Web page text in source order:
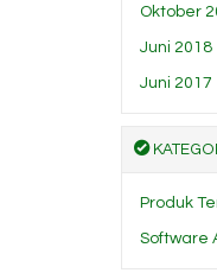
Oktober
Juni 2018
Juni 2017
Produk
Software